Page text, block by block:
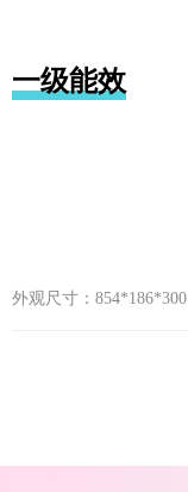
一级能效
外观尺寸：854*186*300